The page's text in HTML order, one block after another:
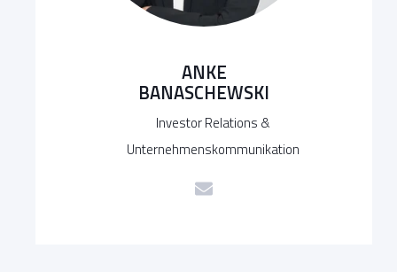
ANKE
BANASCHEWSKI
Investor Relations &
Unternehmenskommunikation